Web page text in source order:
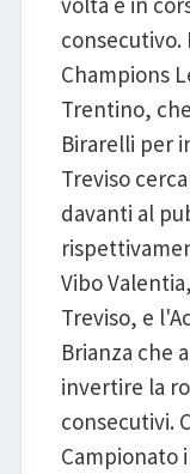
Champions
Trentino,
Birarelli per
Treviso
davanti al
Vibo
Treviso, e
Brianza che
invertire la
consecutivi.
Campionato